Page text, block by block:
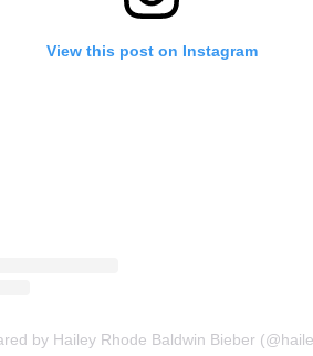
View this post on Instagram
by Hailey Rhode Baldwin Bieber